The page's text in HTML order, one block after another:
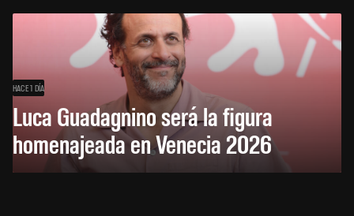
HACE 1 DÍA
Luca Guadagnino será la figura
homenajeada en Venecia 2026